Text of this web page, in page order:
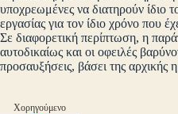
υποχρεωμένες να διατηρούν ίδιο
εργασίας για τον ίδιο χρόνο που
Σε διαφορετική περίπτωση, η
αυτοδικαίως και οι οφειλές
προσαυξήσεις, βάσει της αρχικής
Χορηγούμενο